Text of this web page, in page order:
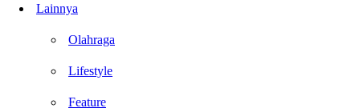
Lainnya
Olahraga
Lifestyle
Feature